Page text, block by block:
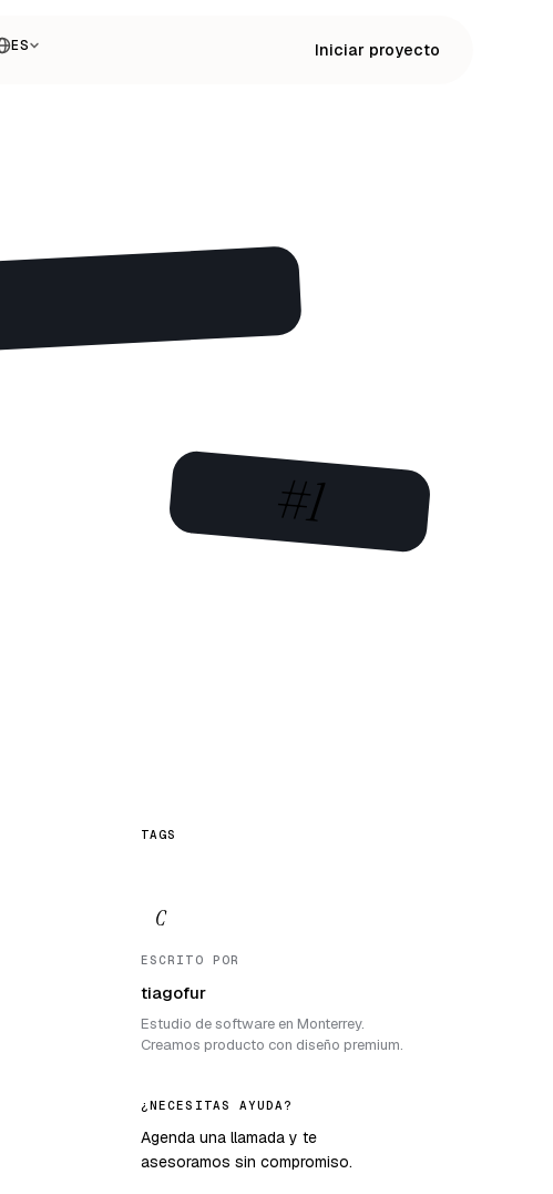
ES Iniciar proyecto
#1
TAGS
C
ESCRITO POR
tiagofur
Estudio de software en Monterrey.
Creamos producto con diseño premium.
¿NECESITAS AYUDA?
Agenda una llamada y te
asesoramos sin compromiso.